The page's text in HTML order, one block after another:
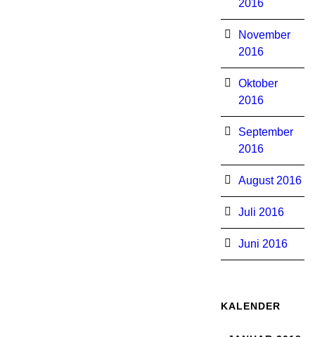
2016
November
2016
Oktober
2016
September
2016
August 2016
Juli 2016
Juni 2016
KALENDER